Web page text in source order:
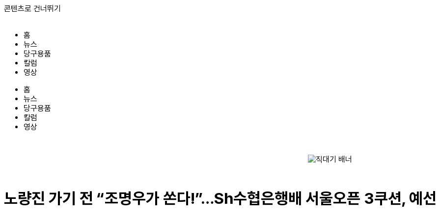
콘텐츠로 건너뛰기
홈
뉴스
당구용품
칼럼
영상
홈
뉴스
당구용품
칼럼
영상
노량진 가기 전 “조명우가 쏜다!”…Sh수협은행배 서울오픈 3쿠션, 예선